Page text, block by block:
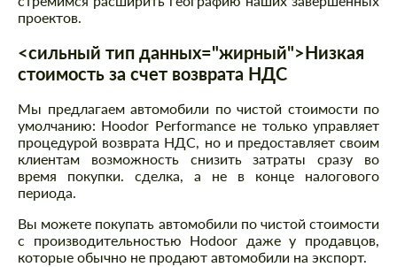
проектов.
<сильный тип данных="жирный">Низкая
стоимость за счет возврата НДС
Мы предлагаем автомобили по чистой стоимости по
умолчанию: Hoodor Performance не только управляет
процедурой возврата НДС, но и предоставляет своим
клиентам возможность снизить затраты сразу во
время покупки. сделка, а не в конце налогового
периода.
Вы можете покупать автомобили по чистой стоимости
с производительностью Hodoor даже у продавцов,
которые обычно не продают автомобили на экспорт.